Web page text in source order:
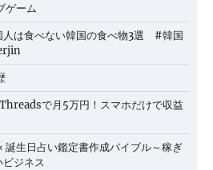
ゲーム
人は食べない韓国の食べ物3選 #韓国
で月5万円！スマホだけで収益
誕生日占い鑑定書作成バイブル～稼ぎ
ジネス